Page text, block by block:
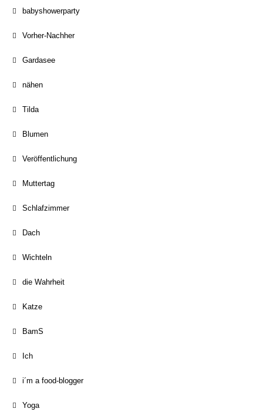
babyshowerparty
Vorher-Nachher
Gardasee
nähen
Tilda
Blumen
Veröffentlichung
Muttertag
Schlafzimmer
Dach
Wichteln
die Wahrheit
Katze
BamS
Ich
i´m a food-blogger
Yoga